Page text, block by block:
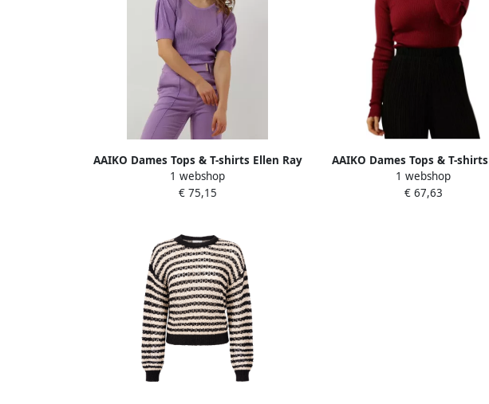
AAIKO Dames Tops & T-shirts Ellen Ray
302 Lila
1 webshop
€ 75,15
AAIKO Dames Tops & T-
Ruffle Vis 301 Sweaters
1 webshop
€ 67,63